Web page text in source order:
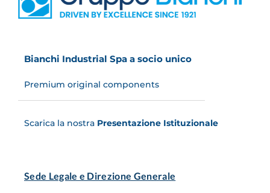
Bianchi Industrial Spa a socio unico
Premium original components
Scarica la nostra Presentazione Istituzionale
Sede Legale e Direzione Generale